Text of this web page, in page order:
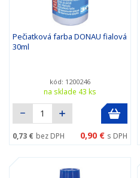
Pečiatková farba DONAU fialová
30ml
kód: 1200246
na sklade 43 ks
0,73 € bez DPH 0,90 € s DPH